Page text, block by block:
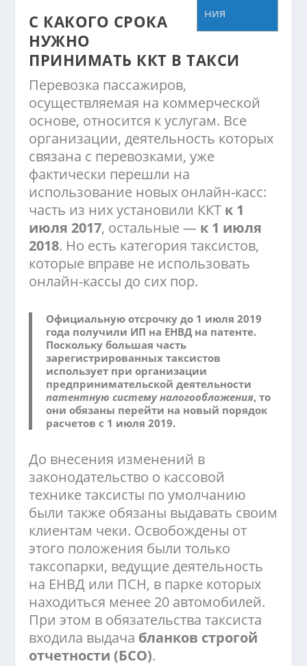
ния
С КАКОГО СРОКА
НУЖНО
ПРИНИМАТЬ ККТ В ТАКСИ
Перевозка пассажиров,
осуществляемая на коммерческой
основе, относится к услугам. Все
организации, деятельность которых
связана с перевозками, уже
фактически перешли на
использование новых онлайн-касс:
часть из них установили ККТ к 1
июля 2017, остальные — к 1 июля
2018. Но есть категория таксистов,
которые вправе не использовать
онлайн-кассы до сих пор.
Официальную отсрочку до 1 июля 2019
года получили ИП на ЕНВД на патенте.
Поскольку большая часть
зарегистрированных таксистов
использует при организации
предпринимательской деятельности
патентную систему налогообложения, то
они обязаны перейти на новый порядок
расчетовс 1 июля 2019.
До внесения изменений в
законодательство о кассовой
технике таксисты по умолчанию
были также обязаны выдавать своим
клиентам чеки. Освобождены от
этого положения были только
таксопарки, ведущие деятельность
на ЕНВД или ПСН, в парке которых
находиться менее 20 автомобилей.
При этом в обязательства таксиста
входила выдача бланков строгой
отчетности (БСО).